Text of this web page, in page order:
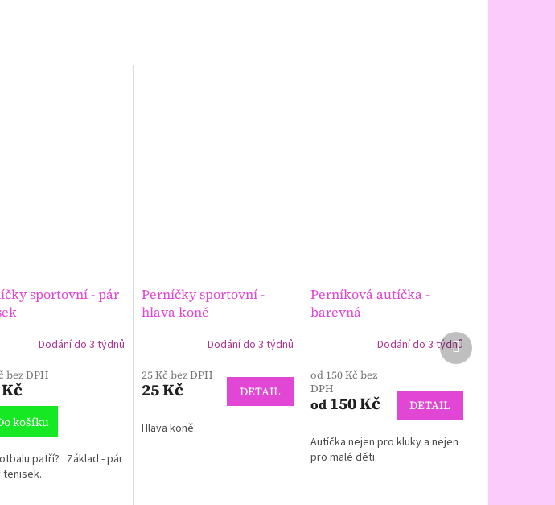
sportovní - pár
Dodání do 3 týdnů
bez DPH
košíku
patří? Základ - pár
Perníčky sportovní -
hlava koně
Dodání do 3 týdnů
25 Kč bez DPH
25 Kč DETAIL
Hlava koně.
Perníková autíčka -
barevná
Dodání do 3 týdnů
od 150 Kč bez
DPH
od 150 Kč DETAIL
Autíčka nejen pro kluky a nejen
pro malé děti.
Další
produkt